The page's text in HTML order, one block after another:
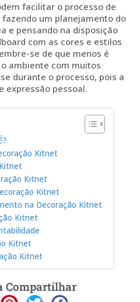
facilitar o processo de
um planejamento do
e pensando na disposição
com as cores e estilos
se de que menos é
ambiente com muitos
durante o processo, pois a
expressão pessoal.
Kitnet
Kitnet
Kitnet
na Decoração Kitnet
Kitnet
Kitnet
Kitnet
Compartilhar